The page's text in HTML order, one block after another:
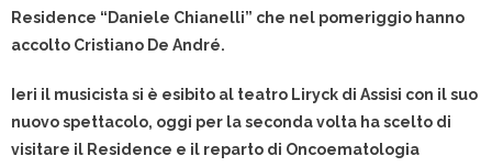
Residence “Daniele Chianelli” che nel pomeriggio hanno
accolto Cristiano De André.
Ieri il musicista si è esibito al teatro Liryck di Assisi con il suo
nuovo spettacolo, oggi per la seconda volta ha scelto di
visitare il Residence e il reparto di Oncoematologia